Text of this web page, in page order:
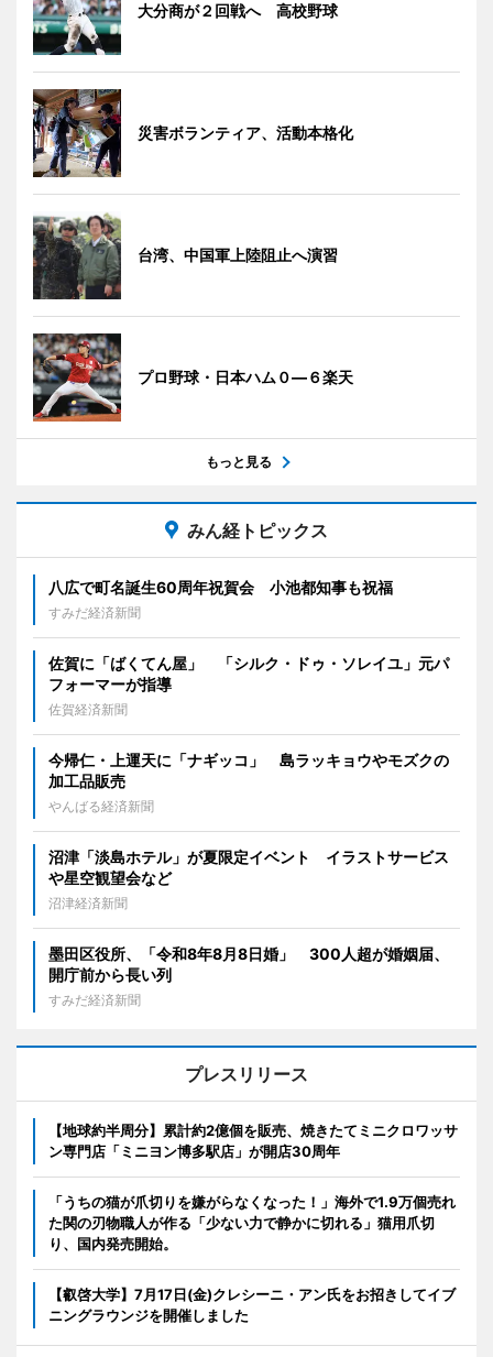
大分商が２回戦へ 高校野球
災害ボランティア、活動本格化
台湾、中国軍上陸阻止へ演習
プロ野球・日本ハム０―６楽天
もっと見る
みん経トピックス
八広で町名誕生60周年祝賀会 小池都知事も祝福
すみだ経済新聞
佐賀に「ばくてん屋」 「シルク・ドゥ・ソレイユ」元パ
フォーマーが指導
佐賀経済新聞
今帰仁・上運天に「ナギッコ」 島ラッキョウやモズクの
加工品販売
やんばる経済新聞
沼津「淡島ホテル」が夏限定イベント イラストサービス
や星空観望会など
沼津経済新聞
墨田区役所、「令和8年8月8日婚」 300人超が婚姻届、
開庁前から長い列
すみだ経済新聞
プレスリリース
【地球約半周分】累計約2億個を販売、焼きたてミニクロワッサ
ン専門店「ミニヨン博多駅店」が開店30周年
「うちの猫が爪切りを嫌がらなくなった！」海外で1.9万個売れ
た関の刃物職人が作る「少ない力で静かに切れる」猫用爪切
り、国内発売開始。
【叡啓大学】7月17日(金)クレシーニ・アン氏をお招きしてイブ
ニングラウンジを開催しました